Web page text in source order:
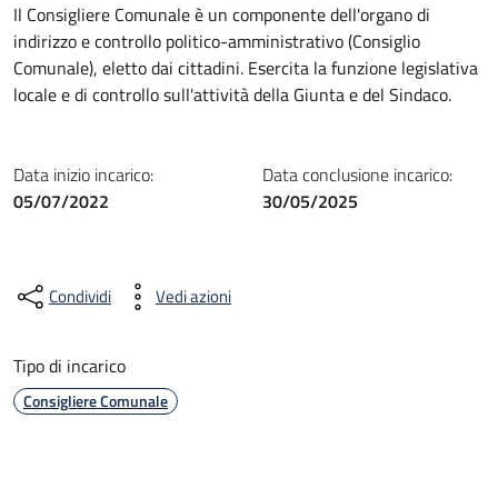
Il Consigliere Comunale è un componente dell'organo di
indirizzo e controllo politico-amministrativo (Consiglio
Comunale), eletto dai cittadini. Esercita la funzione legislativa
locale e di controllo sull'attività della Giunta e del Sindaco.
Data inizio incarico:
05/07/2022
Data conclusione incarico:
30/05/2025
Condividi Vedi azioni
Tipo di incarico
Consigliere Comunale